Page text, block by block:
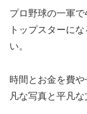
プロ野球の一軍
トップスターに
い。
時間とお金を費
凡な写真と平凡な